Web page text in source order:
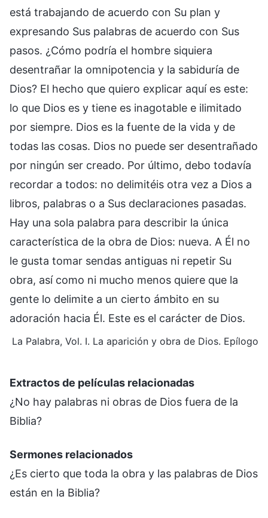
está trabajando de acuerdo con Su plan y
expresando Sus palabras de acuerdo con Sus
pasos. ¿Cómo podría el hombre siquiera
desentrañar la omnipotencia y la sabiduría de
Dios? El hecho que quiero explicar aquí es este:
lo que Dios es y tiene es inagotable e ilimitado
por siempre. Dios es la fuente de la vida y de
todas las cosas. Dios no puede ser desentrañado
por ningún ser creado. Por último, debo todavía
recordar a todos: no delimitéis otra vez a Dios a
libros, palabras o a Sus declaraciones pasadas.
Hay una sola palabra para describir la única
característica de la obra de Dios: nueva. A Él no
le gusta tomar sendas antiguas ni repetir Su
obra, así como ni mucho menos quiere que la
gente lo delimite a un cierto ámbito en su
adoración hacia Él. Este es el carácter de Dios.
La Palabra, Vol. I. La aparición y obra de Dios. Epílogo
Extractos de películas relacionadas
¿No hay palabras ni obras de Dios fuera de la
Biblia?
Sermones relacionados
¿Es cierto que toda la obra y las palabras de Dios
están en la Biblia?